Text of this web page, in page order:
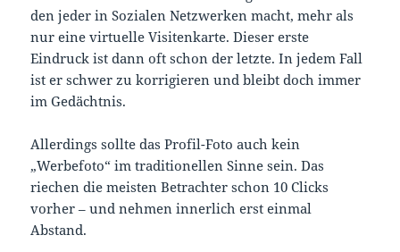
den jeder in Sozialen Netzwerken macht, mehr als
nur eine virtuelle Visitenkarte. Dieser erste
Eindruck ist dann oft schon der letzte. In jedem Fall
ist er schwer zu korrigieren und bleibt doch immer
im Gedächtnis.
Allerdings sollte das Profil-Foto auch kein
„Werbefoto“ im traditionellen Sinne sein. Das
riechen die meisten Betrachter schon 10 Clicks
vorher – und nehmen innerlich erst einmal
Abstand.